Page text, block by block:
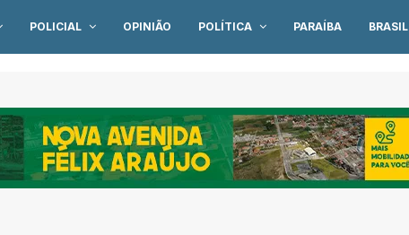
POLICIAL OPINIÃO POLÍTICA PARAÍBA BRASIL